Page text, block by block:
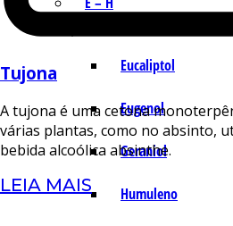
Eucaliptol
Eugenol
Geraniol
Humuleno
Tujona
A tujona é uma cetona
várias plantas, como no absinto,
bebida alcoólica absinthe.
LEIA MAIS